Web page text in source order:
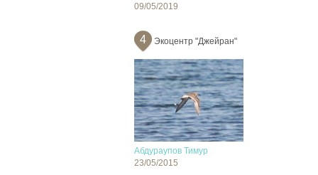
09/05/2019
4 Экоцентр "Джейран"
Абдураупов Тимур
23/05/2015